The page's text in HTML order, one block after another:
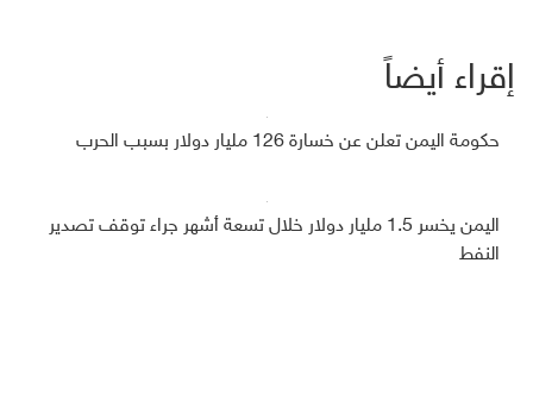
إقراء أيضاً
حكومة اليمن تعلن عن خسارة 126 مليار دولار بسبب الحرب
اليمن يخسر 1.5 مليار دولار خلال تسعة أشهر جراء توقف تصدير
النفط